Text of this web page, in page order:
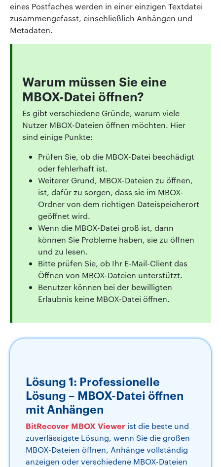
eines Postfaches werden in einer einzigen Textdatei
zusammengefasst, einschließlich Anhängen und
Metadaten.
Warum müssen Sie eine
MBOX-Datei öffnen?
Es gibt verschiedene Gründe, warum viele
Nutzer MBOX-Dateien öffnen möchten. Hier
sind einige Punkte:
Prüfen Sie, ob die MBOX-Datei beschädigt
oder fehlerhaft ist.
Weiterer Grund, MBOX-Dateien zu öffnen,
ist, dafür zu sorgen, dass sie im MBOX-
Ordner von dem richtigen Dateispeicherort
geöffnet wird.
Wenn die MBOX-Datei groß ist, dann
können Sie Probleme haben, sie zu öffnen
und zu lesen.
Bitte prüfen Sie, ob Ihr E-Mail-Client das
Öffnen von MBOX-Dateien unterstützt.
Benutzer können bei der bewilligten
Erlaubnis keine MBOX-Datei öffnen.
Lösung 1: Professionelle
Lösung – MBOX-Datei öffnen
mit Anhängen
BitRecover MBOX Viewer ist die beste und
zuverlässigste Lösung, wenn Sie die großen
MBOX-Dateien öffnen, Anhänge vollständig
anzeigen oder verschiedene MBOX-Dateien